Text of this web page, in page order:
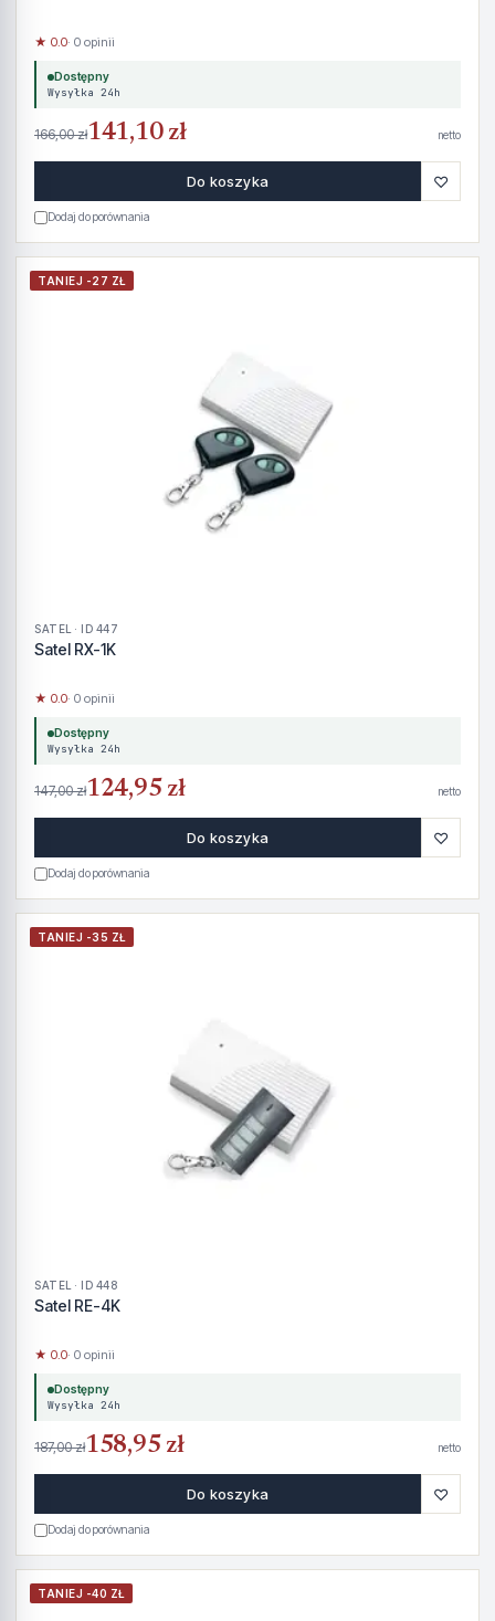
★ 0.0· 0 opinii
Dostępny
Wysyłka 24h
166,00 zł141,10 zł netto
Do koszyka ♡
Dodaj do porównania
TANIEJ -27 ZŁ
SATEL · ID 447
Satel RX-1K
★ 0.0· 0 opinii
Dostępny
Wysyłka 24h
147,00 zł124,95 zł netto
Do koszyka ♡
Dodaj do porównania
TANIEJ -35 ZŁ
SATEL · ID 448
Satel RE-4K
★ 0.0· 0 opinii
Dostępny
Wysyłka 24h
187,00 zł158,95 zł netto
Do koszyka ♡
Dodaj do porównania
TANIEJ -40 ZŁ